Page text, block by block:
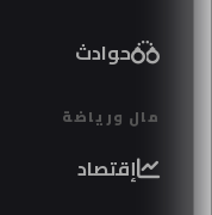
حوادث
مال ورياضة
إقتصاد